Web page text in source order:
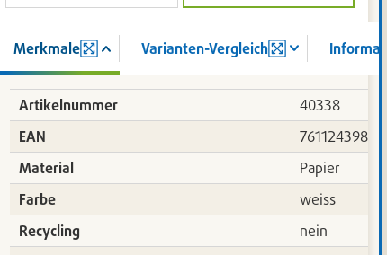
Merkmale Varianten-Vergleich
Artikelnummer
40338
EAN
Material
Papier
Farbe
weiss
Recycling
nein